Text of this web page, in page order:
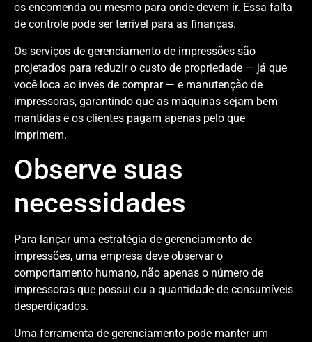
os encomenda ou mesmo para onde devem ir. Essa falta
de controle pode ser terrível para as finanças.
Os serviços de gerenciamento de impressões são
projetados para reduzir o custo de propriedade — já que
você loca ao invés de comprar — e manutenção de
impressoras, garantindo que as máquinas sejam bem
mantidas e os clientes pagam apenas pelo que
imprimem.
Observe suas
necessidades
Para lançar uma estratégia de gerenciamento de
impressões, uma empresa deve observar o
comportamento humano, não apenas o número de
impressoras que possui ou a quantidade de consumíveis
desperdiçados.
Uma ferramenta de gerenciamento pode manter um